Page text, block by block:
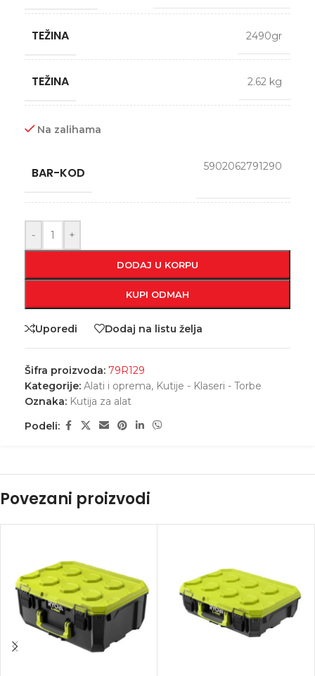
TEŽINA 2490gr
TEŽINA 2.62 kg
Na zalihama
BAR-KOD 5902062791290
- +
DODAJ U KORPU
KUPI ODMAH
Uporedi Dodaj na listu želja
Šifra proizvoda: 79R129
Kategorije: Alati i oprema, Kutije - Klaseri - Torbe
Oznaka: Kutija za alat
Podeli:
Povezani proizvodi